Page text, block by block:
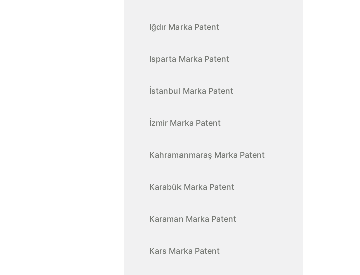
Iğdır Marka Patent
Isparta Marka Patent
İstanbul Marka Patent
İzmir Marka Patent
Kahramanmaraş Marka Patent
Karabük Marka Patent
Karaman Marka Patent
Kars Marka Patent